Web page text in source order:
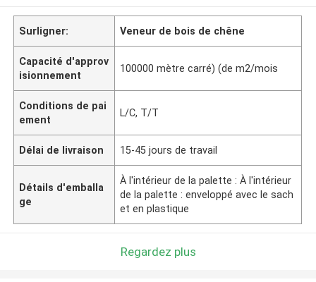
Surligner: Veneur de bois de chêne
Capacité d'approv
isionnement
100000 mètre carré) (de m2/mois
Conditions de pai
ement
L/C, T/T
Délai de livraison 15-45 jours de travail
Détails d'emballa
ge
À l'intérieur de la palette : À l'intérieur
de la palette : enveloppé avec le sach
et en plastique
Regardez plus